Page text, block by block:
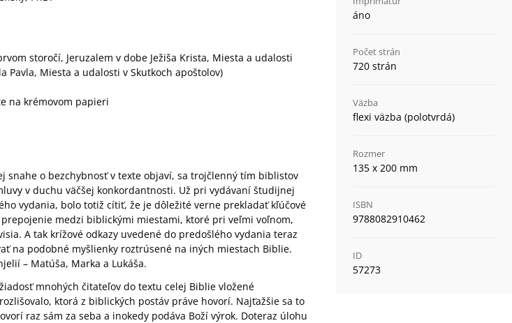
storočí, Jeruzalem v dobe Ježiša Krista, Miesta a udalosti
Pavla, Miesta a udalosti v Skutkoch apoštolov)
na krémovom papieri
snahe o bezchybnosť v texte objaví, sa trojčlenný tím biblistov
v duchu väčšej konkordantnosti. Už pri vydávaní študijnej
vydania, bolo totiž cítiť, že je dôležité verne prekladať kľúčové
medzi biblickými miestami, ktoré pri veľmi voľnom,
A tak krížové odkazy uvedené do predošlého vydania teraz
na podobné myšlienky roztrúsené na iných miestach Biblie.
– Matúša, Marka a Lukáša.
mnohých čitateľov do textu celej Biblie vložené
ktorá z biblických postáv práve hovorí. Najťažšie sa to
raz sám za seba a inokedy podáva Boží výrok. Doteraz úlohu
áno
Počet strán
720 strán
Väzba
flexi väzba (polotvrdá)
Rozmer
135 x 200 mm
ISBN
9788082910462
ID
57273